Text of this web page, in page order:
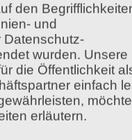
den
und
Datenschutz-
wurden. Unsere
die Öffentlichkeit
einfach
erläutern.